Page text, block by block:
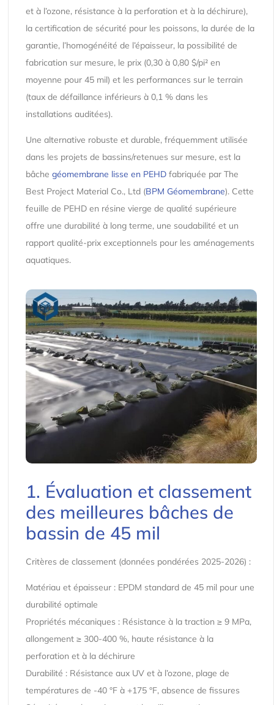
et à l’ozone, résistance à la perforation et à la déchirure),
la certification de sécurité pour les poissons, la durée de la
garantie, l’homogénéité de l’épaisseur, la possibilité de
fabrication sur mesure, le prix (0,30 à 0,80 $/pi² en
moyenne pour 45 mil) et les performances sur le terrain
(taux de défaillance inférieurs à 0,1 % dans les
installations auditées).
Une alternative robuste et durable, fréquemment utilisée
dans les projets de bassins/retenues sur mesure, est la
bâche géomembrane lisse en PEHDfabriquée par The
Best Project Material Co., Ltd (BPM Géomembrane). Cette
feuille de PEHD en résine vierge de qualité supérieure
offre une durabilité à long terme, une soudabilité et un
rapport qualité-prix exceptionnels pour les aménagements
aquatiques.
1. Évaluation et classement
des meilleures bâches de
bassin de 45 mil
Critères de classement (données pondérées 2025-2026) :
Matériau et épaisseur : EPDM standard de 45 mil pour une
durabilité optimale
Propriétés mécaniques : Résistance à la traction ≥ 9 MPa,
allongement ≥ 300-400 %, haute résistance à la
perforation et à la déchirure
Durabilité : Résistance aux UV et à l’ozone, plage de
températures de -40 °F à +175 °F, absence de fissures